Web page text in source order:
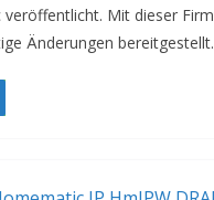
veröffentlicht. Mit dieser
Änderungen bereitgestellt.